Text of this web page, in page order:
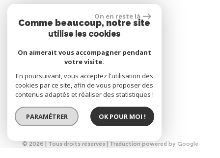
Se connecter
Espace propriétaire
réalisé par
© 2026 | Tous droits réservés | Traduction powered by Google
On en reste là
Comme beaucoup, notre site
utilise les cookies
On aimerait vous accompagner pendant
votre visite.
En poursuivant, vous acceptez l'utilisation des
cookies par ce site, afin de vous proposer des
contenus adaptés et réaliser des statistiques !
PARAMÉTRER OK POUR MOI !